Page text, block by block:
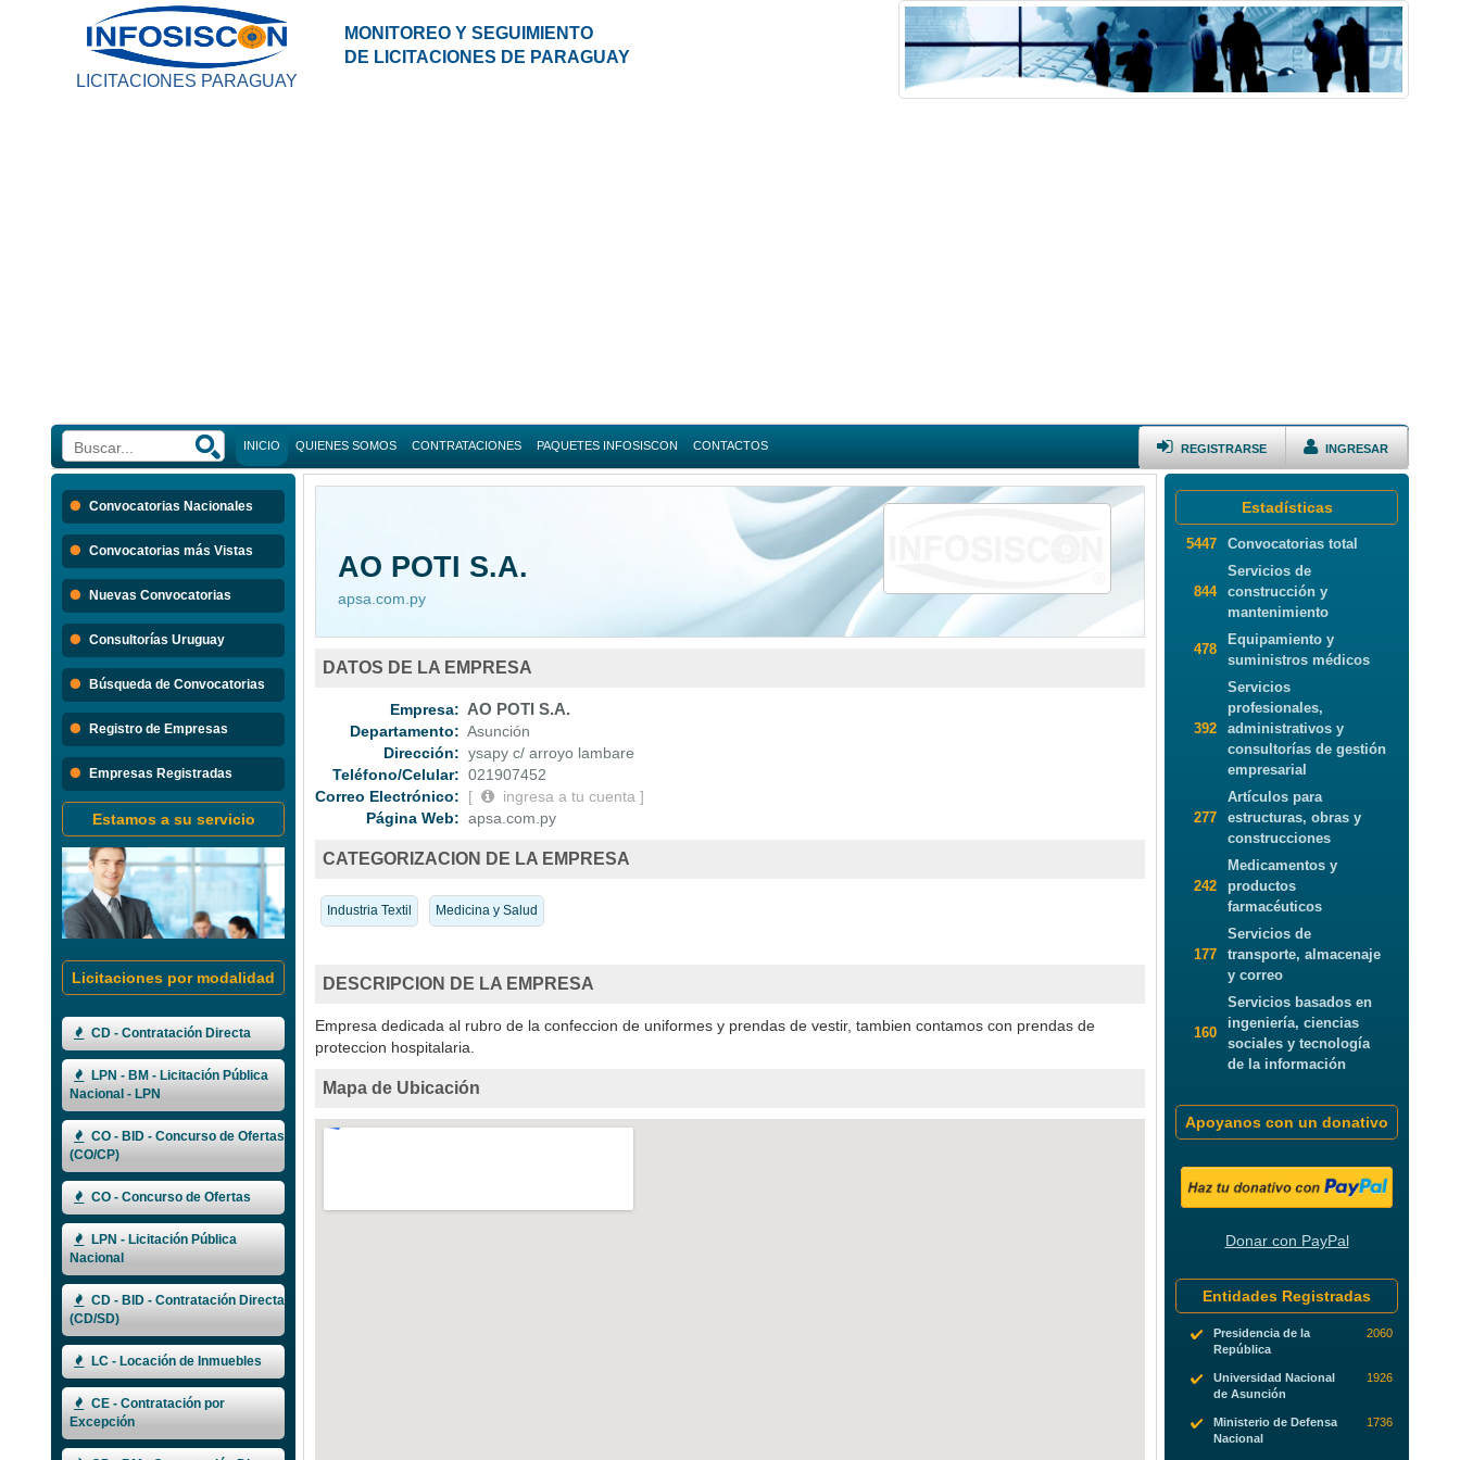
LICITACIONES PARAGUAY
MONITOREO Y SEGUIMIENTO
DE LICITACIONES DE PARAGUAY
INICIO QUIENES SOMOS CONTRATACIONES
Búsqueda
Consultorias Uruguay
PAQUETES INFOSISCON CONTACTOS INGRESAR
REGISTRARSE
Convocatorias Nacionales
Convocatorias más Vistas
Nuevas Convocatorias
Consultorías Uruguay
Búsqueda de Convocatorias
Registro de Empresas
Empresas Registradas
Estamos a su servicio
Licitaciones por modalidad
CD - Contratación Directa
LPN - BM - Licitación Pública
Nacional - LPN
CO - BID - Concurso de Ofertas
(CO/CP)
CO - Concurso de Ofertas
LPN - Licitación Pública
Nacional
CD - BID - Contratación Directa
(CD/SD)
LC - Locación de Inmuebles
CE - Contratación por
Excepción
AO POTI S.A.
apsa.com.py
DATOS DE LA EMPRESA
Empresa: AO POTI S.A.
Departamento: Asunción
Dirección: ysapy c/ arroyo lambare
Teléfono/Celular: 021907452
Correo Electrónico:
[
ingresa a tu cuenta ]
Página Web: apsa.com.py
CATEGORIZACION DE LA EMPRESA
Industria Textil Medicina y Salud
DESCRIPCION DE LA EMPRESA
Empresa dedicada al rubro de la confeccion de uniformes y prendas de vestir, tambien contamos con prendas de
proteccion hospitalaria.
Mapa de Ubicación
Estadísticas
5447 Convocatorias total
844
Servicios de
construcción y
mantenimiento
478
Equipamiento y
suministros médicos
392
Servicios
profesionales,
administrativos y
consultorías de gestión
empresarial
277
Artículos para
estructuras, obras y
construcciones
242
Medicamentos y
productos
farmacéuticos
177
Servicios de
transporte, almacenaje
y correo
160
Servicios basados en
ingeniería, ciencias
sociales y tecnología
de la información
Apoyanos con un donativo
Donar con PayPal
Entidades Registradas
Presidencia de la
República
2060
Universidad Nacional
de Asunción
1926
Ministerio de Defensa
Nacional
1736